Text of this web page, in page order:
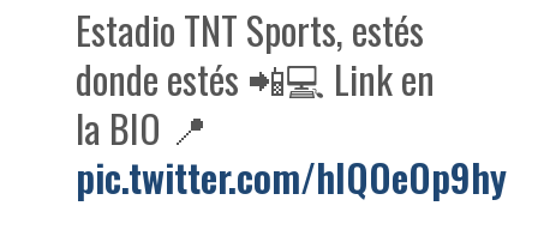
Estadio TNT Sports, estés
donde estés 📲💻 Link en
la BIO 📍
pic.twitter.com/hlQOeOp9hy